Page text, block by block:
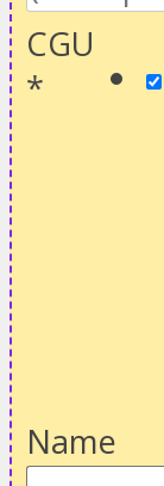
CGU
*
Name